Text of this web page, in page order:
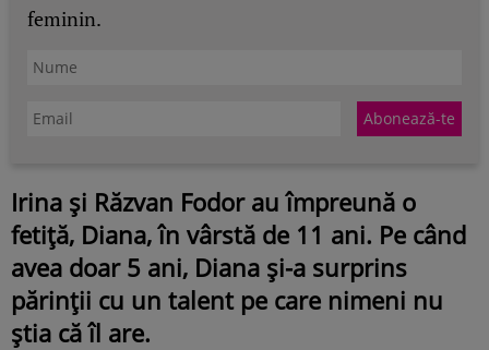
feminin.
Irina și Răzvan Fodor au împreună o
fetiță, Diana, în vârstă de 11 ani. Pe când
avea doar 5 ani, Diana și-a surprins
părinții cu un talent pe care nimeni nu
știa că îl are.